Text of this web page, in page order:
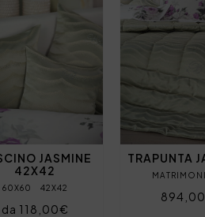
JASMINE
42X42
60X60 42X42
da 118,00€
TRAPUNTA